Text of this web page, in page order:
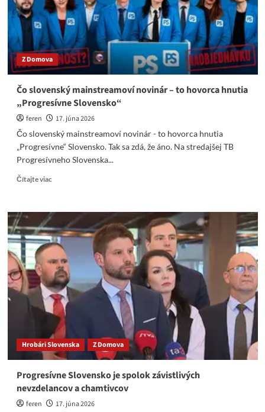
Z Domova
Čo slovenský mainstreamoví novinár – to hovorca hnutia
„Progresívne Slovensko“
feren
17. júna 2026
Čo slovenský mainstreamoví novinár - to hovorca hnutia
„Progresívne“ Slovensko. Tak sa zdá, že áno. Na stredajšej TB
Progresívneho Slovenska...
Čítajte viacRead
Čo
slovenský
mainstreamoví
novinár
–
to
hovorca
hnutia
„Progresívne
Slovensko“
Hrobári Slovenska Z Domova
Progresívne Slovensko je spolok závistlivých
nevzdelancov a chamtivcov
feren 17. júna 2026